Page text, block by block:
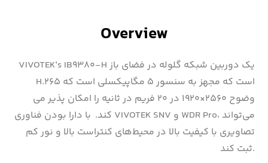
Overview
VIVOTEK’s IB9380-H یک دوربین شبکه گلوله در فضای باز
H.265 است که مجهز به سنسور ۵ مگاپیکسلی است که
وضوح ۲۵۶۰×۱۹۲۰ در ۲۰ فریم در ثانیه را امکان پذیر می
کند. با دارا بودن فناوری VIVOTEK SNV و WDR Pro، می‌تواند
تصاویری با کیفیت بالا در محیط‌های کنتراست بالا و نور کم
ثبت کند.